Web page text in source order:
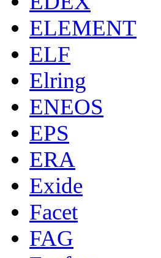
ELEMENT
ELF
Elring
ENEOS
EPS
ERA
Exide
Facet
FAG